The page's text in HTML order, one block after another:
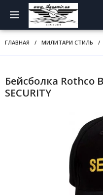
ГЛАВНАЯ / МИЛИТАРИ СТИЛЬ /
Бейсболка Rothco
SECURITY